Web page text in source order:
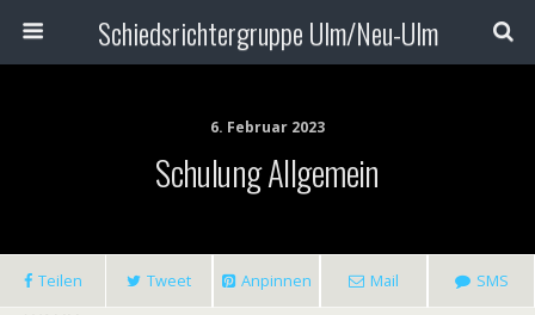
Schiedsrichtergruppe Ulm/Neu-Ulm
6. Februar 2023
Schulung Allgemein
Teilen Tweet Anpinnen Mail SMS